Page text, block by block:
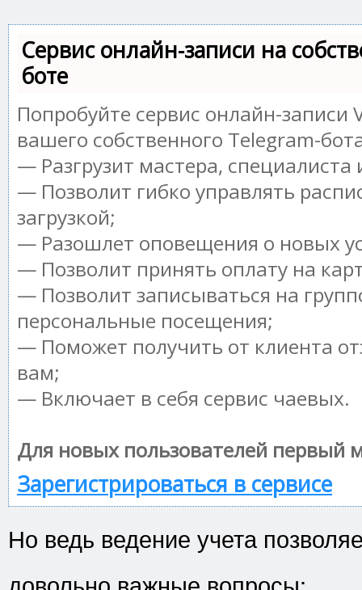
Сервис онлайн-записи на
боте
Попробуйте сервис онлайн-записи
вашего собственного Telegram-
— Разгрузит мастера,
— Позволит гибко управлять
загрузкой;
— Разошлет оповещения о новых
— Позволит принять оплату на
— Позволит записываться на
персональные посещения;
— Поможет получить от клиента
вам;
— Включает в себя сервис чаевых.
Для новых пользователей первый
Зарегистрироваться в сервисе
Но ведь ведение учета